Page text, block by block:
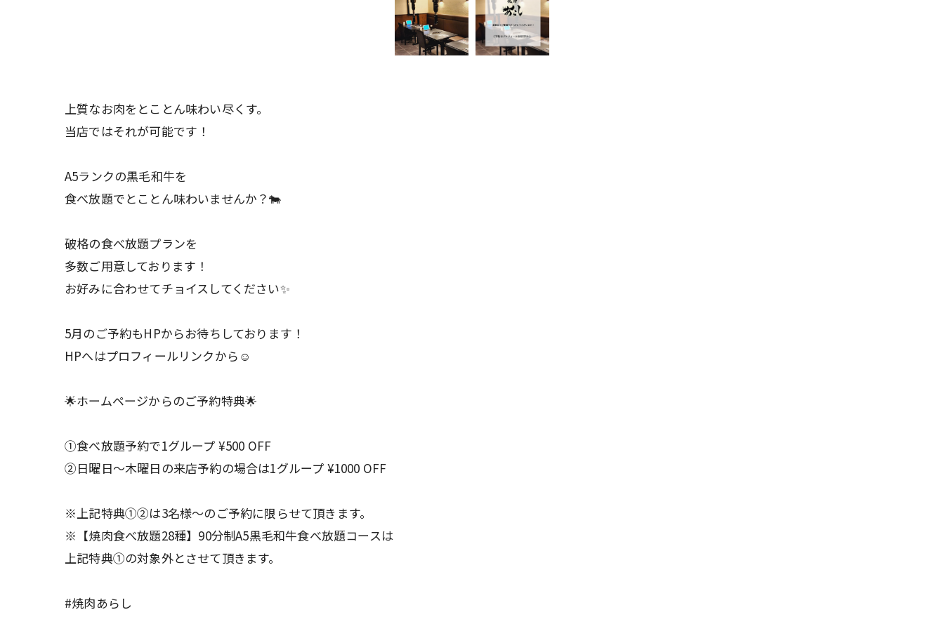
上質なお肉をとことん味わい尽くす。
当店ではそれが可能です！
A5ランクの黒毛和牛を
食べ放題でとことん味わいませんか？🐄
破格の食べ放題プランを
多数ご用意しております！
お好みに合わせてチョイスしてください✨
5月のご予約もHPからお待ちしております！
HPへはプロフィールリンクから☺️
🌟ホームページからのご予約特典🌟
①食べ放題予約で1グループ ¥500 OFF
②日曜日〜木曜日の来店予約の場合は1グループ ¥1000 OFF
※上記特典①②は3名様〜のご予約に限らせて頂きます。
※【焼肉食べ放題28種】90分制A5黒毛和牛食べ放題コースは
上記特典①の対象外とさせて頂きます。
#焼肉あらし